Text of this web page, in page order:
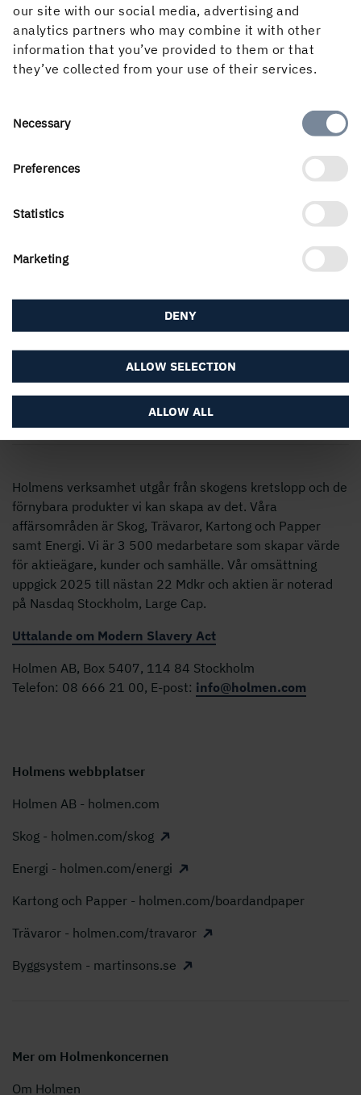
our site with our social media, advertising and
analytics partners who may combine it with other
information that you’ve provided to them or that
they’ve collected from your use of their services.
Consent
Necessary
Preferences
Statistics
Marketing
ALLOW ALL
ALLOW SELECTION
DENY
Om webbplatsen
Holmens verksamhet utgår från skogens kretslopp och de
förnybara produkter vi kan skapa av det. Våra
affärsområden är Skog, Trävaror, Kartong och Papper
samt Energi. Vi är 3 500 medarbetare som skapar värde
för aktieägare, kunder och samhälle. Vår omsättning
uppgick 2025 till nästan 22 Mdkr och aktien är noterad
på Nasdaq Stockholm, Large Cap.
Uttalande om Modern Slavery Act
Holmen AB, Box 5407, 114 84 Stockholm
Telefon: 08 666 21 00, E-post: info@holmen.com
Holmens webbplatser
Holmen AB - holmen.com
Skog - holmen.com/skog
Energi - holmen.com/energi
Kartong och Papper - holmen.com/boardandpaper
Trävaror - holmen.com/travaror
Byggsystem - martinsons.se
Mer om Holmenkoncernen
Om Holmen